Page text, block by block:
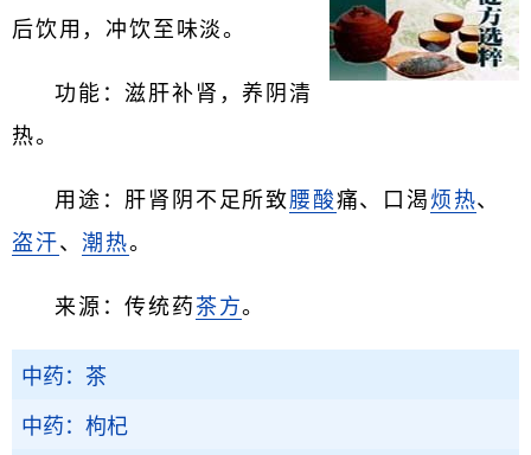
后饮用，冲饮至味淡。
功能：滋肝补肾，养阴清
热。
用途：肝肾阴不足所致腰酸痛、口渴 烦热、
盗汗、潮热。
来源：传统药 茶方。
中药：茶
中药：枸杞